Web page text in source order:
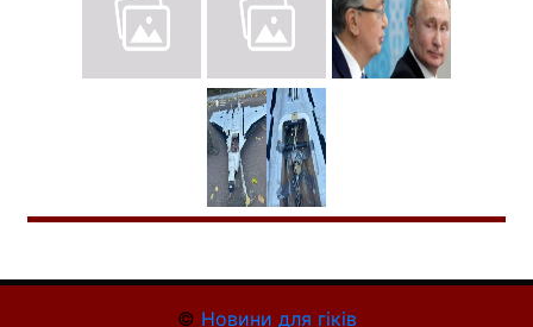
© Новини для гіків